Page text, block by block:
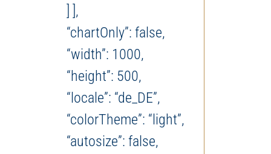
] ],
“chartOnly”: false,
“width”: 1000,
“height”: 500,
“locale”: “de_DE”,
“colorTheme”: “light”,
“autosize”: false,